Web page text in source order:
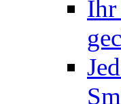
Ihr